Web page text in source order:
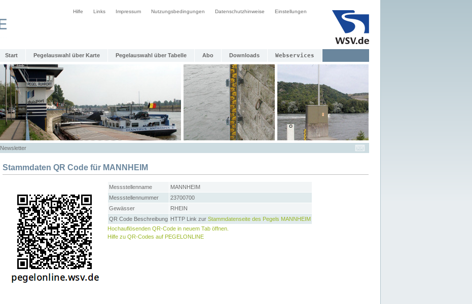
Hilfe Links Impressum Nutzungsbedingungen Datenschutzhinweise Einstellungen
Start Pegelauswahl über Karte Pegelauswahl über Tabelle Abo Downloads Webservices
Newsletter
Stammdaten QR Code für MANNHEIM
Messstellenname
MANNHEIM
Messstellennummer
23700700
Gewässer
RHEIN
QR Code Beschreibung HTTP Link zur Stammdatenseite des Pegels MANNHEIM
Hochauflösenden QR-Code in neuem Tab öffnen.
Hilfe zu QR-Codes auf PEGELONLINE